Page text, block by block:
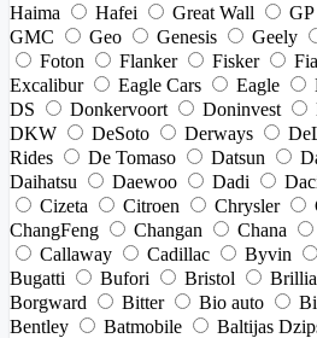
Haima
Hafei Great Wall GP
GMC
Geo Genesis Geely
Foton
Flanker Fisker
Excalibur
Eagle Cars Eagle
DS
Donkervoort Doninvest
DKW
DeSoto Derways
Rides
De Tomaso Datsun
Daihatsu
Daewoo Dadi
Cizeta
Citroen Chrysler
ChangFeng
Changan Chana
Callaway
Cadillac Byvin
Bugatti
Bufori Bristol
Borgward
Bitter Bio auto
Bentley
Batmobile Baltijas